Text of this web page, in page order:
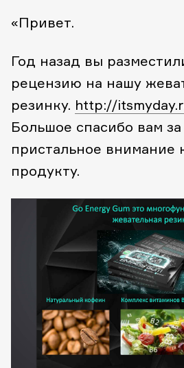
«Привет.
Год назад вы
рецензию на нашу
резинку. http://
Большое спасибо вам за
пристальное внимание
продукту.